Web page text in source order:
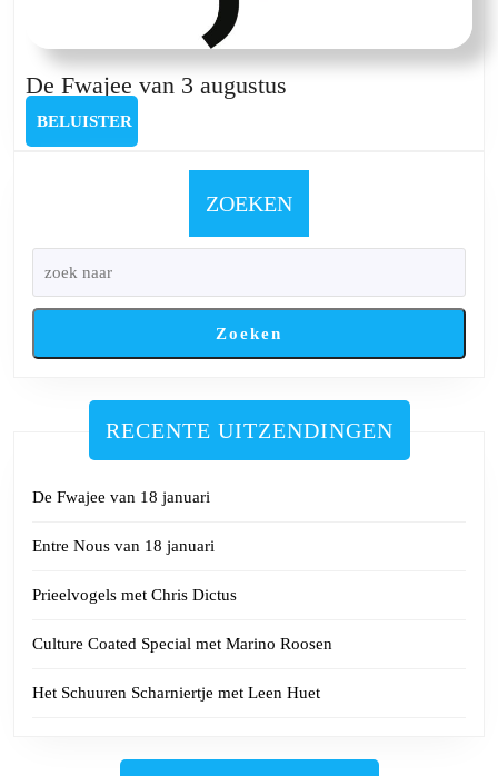
De Fwajee van 3 augustus
3
augustus
BELUISTER
ZOEKEN
Zoeken
RECENTE UITZENDINGEN
De Fwajee van 18 januari
Entre Nous van 18 januari
Prieelvogels met Chris Dictus
Culture Coated Special met Marino Roosen
Het Schuuren Scharniertje met Leen Huet